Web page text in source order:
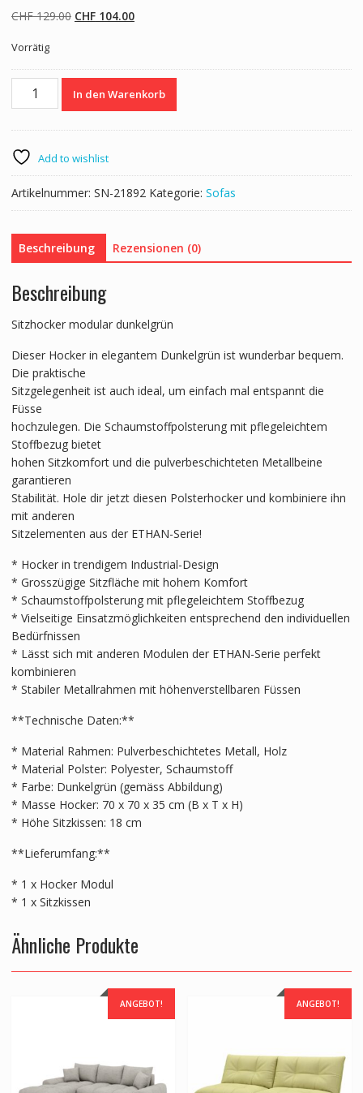
CHF129.00 Ursprünglicher
CHF 129.00
CHF104.00Aktueller
CHF 104.00.
Vorrätig
Hocker
ETHAN
In den Warenkorb
Add to wishlist
Artikelnummer: SN-21892 Kategorie: Sofas
Beschreibung Rezensionen (0)
Beschreibung
Sitzhocker modular dunkelgrün
Dieser Hocker in elegantem Dunkelgrün ist wunderbar bequem.
Die praktische
Sitzgelegenheit ist auch ideal, um einfach mal entspannt die
Füsse
hochzulegen. Die Schaumstoffpolsterung mit pflegeleichtem
Stoffbezug bietet
hohen Sitzkomfort und die pulverbeschichteten Metallbeine
garantieren
Stabilität. Hole dir jetzt diesen Polsterhocker und kombiniere ihn
mit anderen
Sitzelementen aus der ETHAN-Serie!
* Hocker in trendigem Industrial-Design
* Grosszügige Sitzfläche mit hohem Komfort
* Schaumstoffpolsterung mit pflegeleichtem Stoffbezug
* Vielseitige Einsatzmöglichkeiten entsprechend den individuellen
Bedürfnissen
* Lässt sich mit anderen Modulen der ETHAN-Serie perfekt
kombinieren
* Stabiler Metallrahmen mit höhenverstellbaren Füssen
**Technische Daten:**
* Material Rahmen: Pulverbeschichtetes Metall, Holz
* Material Polster: Polyester, Schaumstoff
* Farbe: Dunkelgrün (gemäss Abbildung)
* Masse Hocker: 70 x 70 x 35 cm (B x T x H)
* Höhe Sitzkissen: 18 cm
**Lieferumfang:**
* 1 x Hocker Modul
* 1 x Sitzkissen
Ähnliche Produkte
ANGEBOT! ANGEBOT!